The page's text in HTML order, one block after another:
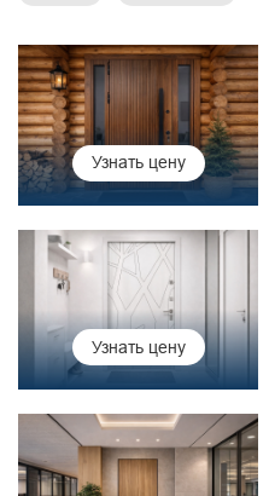
Узнать цену
Узнать цену